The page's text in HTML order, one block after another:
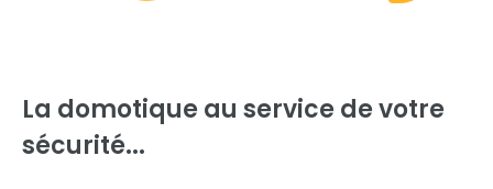
La domotique au service de votre
sécurité...